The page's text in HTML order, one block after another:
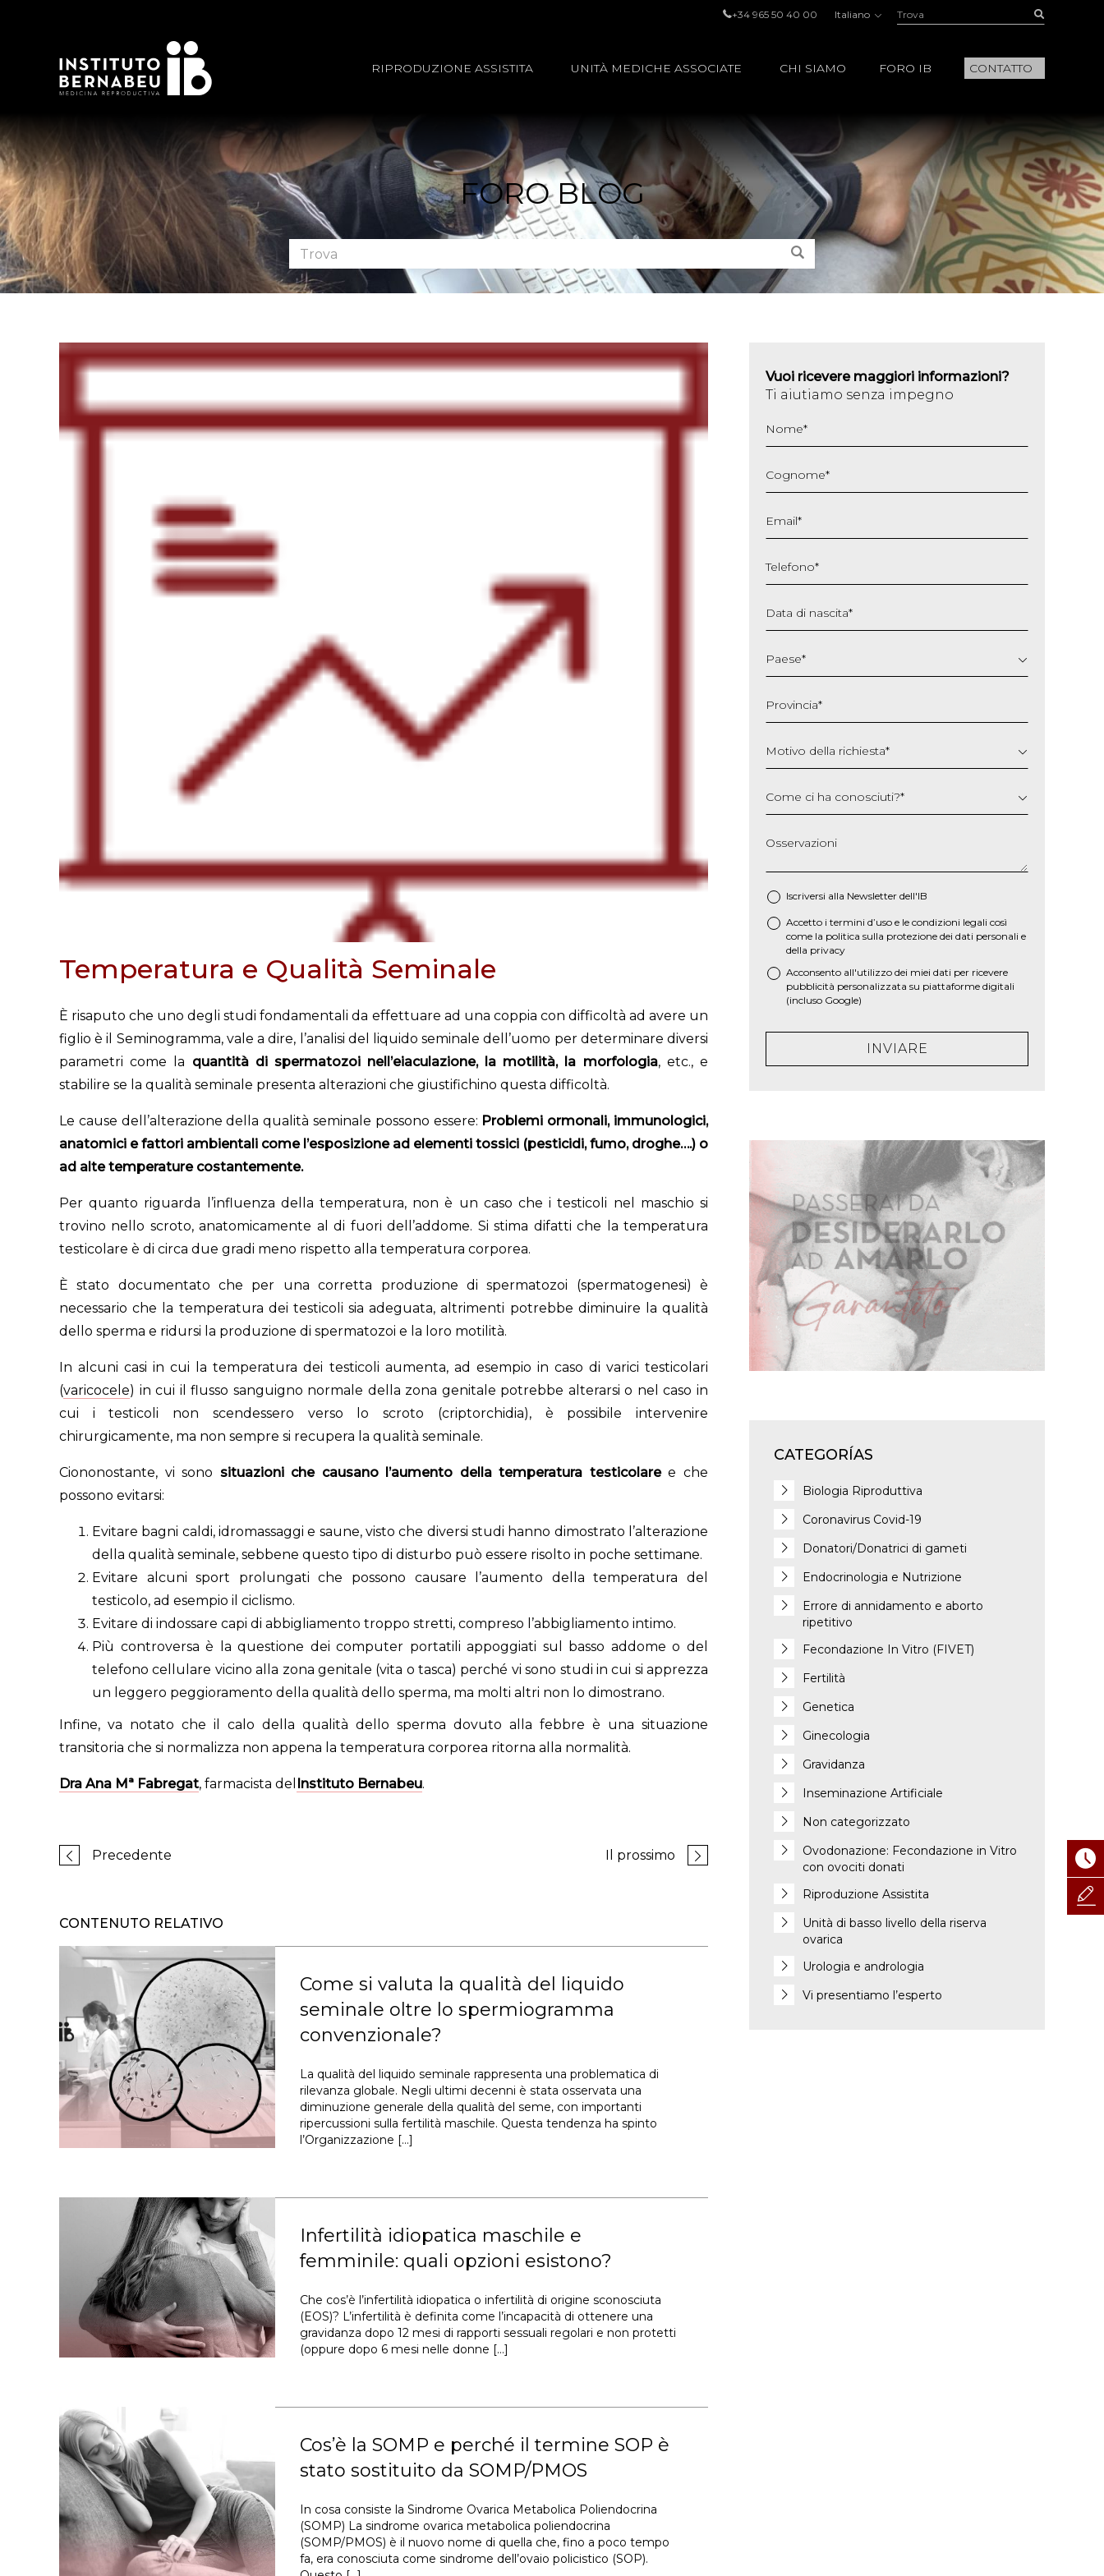
+34 965 50 40 00 Italiano Trova:
RIPRODUZIONE ASSISTITA UNITÀ MEDICHE ASSOCIATE CHI SIAMO FORO IB CONTATTO
FORO BLOG
Cerca
nel
forum:
Trova
Temperatura e Qualità Seminale
È risaputo che uno degli studi fondamentali da effettuare ad una coppia con difficoltà ad avere un
figlio è il Seminogramma, vale a dire, l’analisi del liquido seminale dell’uomo per determinare diversi
parametri come la quantità di spermatozoi nell’eiaculazione, la motilità, la morfologia, etc., e
stabilire se la qualità seminale presenta alterazioni che giustifichino questa difficoltà.
Le cause dell’alterazione della qualità seminale possono essere: Problemi ormonali, immunologici,
anatomici e fattori ambientali come l’esposizione ad elementi tossici (pesticidi, fumo, droghe….) o
ad alte temperature costantemente.
Per quanto riguarda l’influenza della temperatura, non è un caso che i testicoli nel maschio si
trovino nello scroto, anatomicamente al di fuori dell’addome. Si stima difatti che la temperatura
testicolare è di circa due gradi meno rispetto alla temperatura corporea.
È stato documentato che per una corretta produzione di spermatozoi (spermatogenesi) è
necessario che la temperatura dei testicoli sia adeguata, altrimenti potrebbe diminuire la qualità
dello sperma e ridursi la produzione di spermatozoi e la loro motilità.
In alcuni casi in cui la temperatura dei testicoli aumenta, ad esempio in caso di varici testicolari
(varicocele) in cui il flusso sanguigno normale della zona genitale potrebbe alterarsi o nel caso in
cui i testicoli non scendessero verso lo scroto (criptorchidia), è possibile intervenire
chirurgicamente, ma non sempre si recupera la qualità seminale.
Ciononostante, vi sono situazioni che causano l’aumento della temperatura testicolaree che
possono evitarsi:
Evitare bagni caldi, idromassaggi e saune, visto che diversi studi hanno dimostrato l’alterazione
della qualità seminale, sebbene questo tipo di disturbo può essere risolto in poche settimane.
Evitare alcuni sport prolungati che possono causare l’aumento della temperatura del
testicolo, ad esempio il ciclismo.
Evitare di indossare capi di abbigliamento troppo stretti, compreso l’abbigliamento intimo.
Più controversa è la questione dei computer portatili appoggiati sul basso addome o del
telefono cellulare vicino alla zona genitale (vita o tasca) perché vi sono studi in cui si apprezza
un leggero peggioramento della qualità dello sperma, ma molti altri non lo dimostrano.
Infine, va notato che il calo della qualità dello sperma dovuto alla febbre è una situazione
transitoria che si normalizza non appena la temperatura corporea ritorna alla normalità.
Dra Ana Mª Fabregat, farmacista del Instituto Bernabeu.
Precedente Il prossimo
CONTENUTO RELATIVO
Come si valuta la qualità del liquido
seminale oltre lo spermiogramma
convenzionale?
La qualità del liquido seminale rappresenta una problematica di
rilevanza globale. Negli ultimi decenni è stata osservata una
diminuzione generale della qualità del seme, con importanti
ripercussioni sulla fertilità maschile. Questa tendenza ha spinto
l’Organizzazione […]
Infertilità idiopatica maschile e
femminile: quali opzioni esistono?
Che cos’è l’infertilità idiopatica o infertilità di origine sconosciuta
(EOS)? L’infertilità è definita come l’incapacità di ottenere una
gravidanza dopo 12 mesi di rapporti sessuali regolari e non protetti
(oppure dopo 6 mesi nelle donne […]
Cos’è la SOMP e perché il termine SOP è
stato sostituito da SOMP/PMOS
In cosa consiste la Sindrome Ovarica Metabolica Poliendocrina
(SOMP) La sindrome ovarica metabolica poliendocrina
(SOMP/PMOS) è il nuovo nome di quella che, fino a poco tempo
fa, era conosciuta come sindrome dell’ovaio policistico (SOP).
Vuoi ricevere maggiori informazioni?
Ti aiutiamo senza impegno
Nome*
Cognome*
Email*
Telefono*
Data di nascita*
slash
MM
AAAA
Paese*
Provincia*
Motivo della richiesta*
Come ci ha conosciuti?*
Osservazioni
Iscriversi alla Newsletter dell'IB
* Accetto i termini d’uso e le condizioni legali così
come la politica sulla protezione dei dati personali e
della privacy
Acconsento all'utilizzo dei miei dati per ricevere
pubblicità personalizzata su piattaforme digitali
(incluso Google)
INVIARE
CATEGORÍAS
Biologia Riproduttiva
Coronavirus Covid-19
Donatori/Donatrici di gameti
Endocrinologia e Nutrizione
Errore di annidamento e aborto
ripetitivo
Fecondazione In Vitro (FIVET)
Fertilità
Genetica
Ginecologia
Gravidanza
Inseminazione Artificiale
Non categorizzato
Ovodonazione: Fecondazione in Vitro
con ovociti donati
Riproduzione Assistita
Unità di basso livello della riserva
ovarica
Urologia e andrologia
Vi presentiamo l’esperto